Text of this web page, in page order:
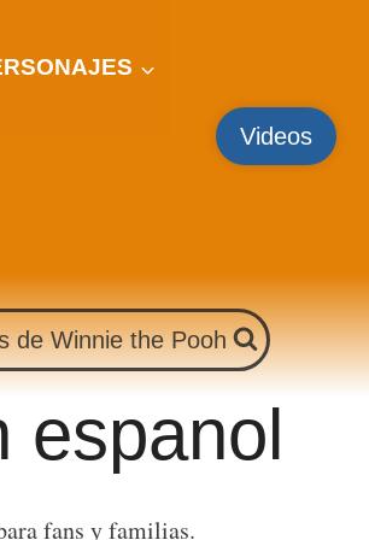
Videos
de Winnie the Pooh
espanol
fans y familias.